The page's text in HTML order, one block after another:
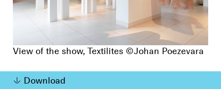
View of the show, Textilites ©Johan Poezevara
Download